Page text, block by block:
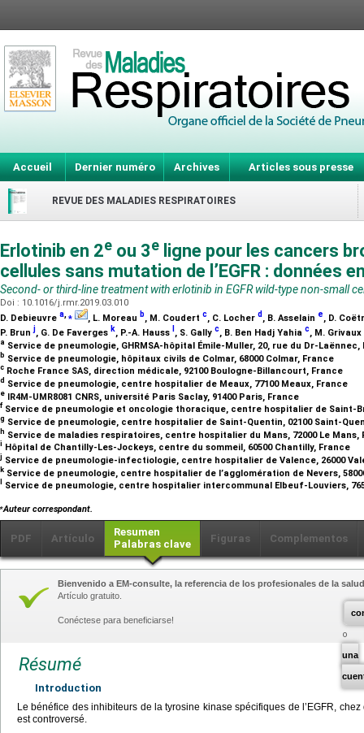
Accueil Dernier numéro Archives Articles sous presse
REVUE DES MALADIES RESPIRATOIRES
Erlotinib en 2e ou 3e ligne pour les cancers
cellules sans mutation de l’EGFR : données
Second- or third-line treatment with erlotinib in EGFR wild-type non-small
Doi : 10.1016/j.rmr.2019.03.010
D. Debieuvre a,⁎ , L. Moreau b, M. Coudert c, C. Locher d , B. Asselain e, D.
P. Brunj, G. De Faverges k, P.-A. Hauss , S. Gally c, B. Ben Hadj Yahia c, M. Grivaux
a Service de pneumologie, GHRMSA-hôpital Émile-Muller, 20, rue du Dr-Laënnec,
b Service de pneumologie, hôpitaux civils de Colmar, 68000 Colmar, France
c Roche France SAS, direction médicale, 92100 Boulogne-Billancourt, France
d Service de pneumologie, centre hospitalier de Meaux, 77100 Meaux, France
e IR4M-UMR8081 CNRS, université Paris Saclay, 91400 Paris, France
f Service de pneumologie et oncologie thoracique, centre hospitalier de Saint-
g Service de pneumologie, centre hospitalier de Saint-Quentin, 02100 Saint-
h Service de maladies respiratoires, centre hospitalier du Mans, 72000 Le Mans,
i Hôpital de Chantilly-Les-Jockeys, centre du sommeil, 60500 Chantilly, France
j Service de pneumologie-infectiologie, centre hospitalier de Valence, 26000
k Service de pneumologie, centre hospitalier de l’agglomération de Nevers,
Service de pneumologie, centre hospitalier intercommunal Elbeuf-Louviers,
⁎Auteur correspondant.
PDF Artículo
Resumen
Palabras clave
Figuras Complementos
una
Bienvenido a EM-consulte, la referencia de los profesionales de la
Artículo gratuito.
Conéctese para beneficiarse!
Résumé
Introduction
Le bénéfice des inhibiteurs de la tyrosine kinase spécifiques de l’EGFR,
est controversé.